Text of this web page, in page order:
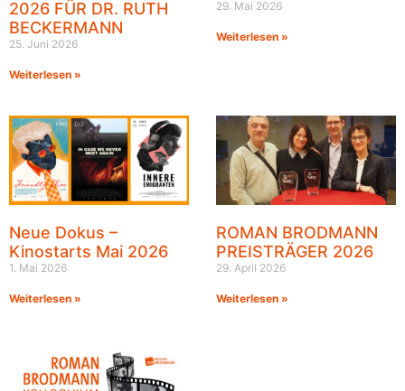
2026 FÜR DR. RUTH
BECKERMANN
25. Juni 2026
Weiterlesen »
29. Mai 2026
Weiterlesen »
Neue Dokus –
Kinostarts Mai 2026
1. Mai 2026
Weiterlesen »
ROMAN BRODMANN
PREISTRÄGER 2026
29. April 2026
Weiterlesen »